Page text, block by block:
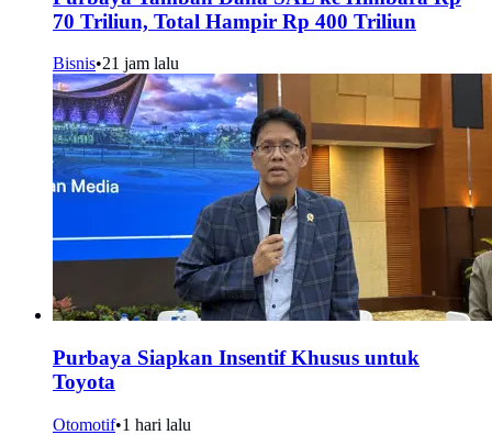
70 Triliun, Total Hampir Rp 400 Triliun
Bisnis•21 jam lalu
Purbaya Siapkan Insentif Khusus untuk
Toyota
Otomotif•1 hari lalu